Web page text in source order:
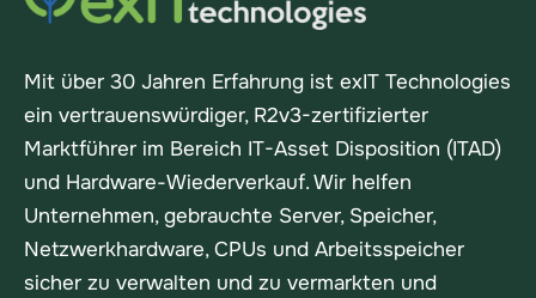
Mit über 30 Jahren Erfahrung ist exIT Technologies
ein vertrauenswürdiger, R2v3-zertifizierter
Marktführer im Bereich IT-Asset Disposition (ITAD)
und Hardware-Wiederverkauf. Wir helfen
Unternehmen, gebrauchte Server, Speicher,
Netzwerkhardware, CPUs und Arbeitsspeicher
sicher zu verwalten und zu vermarkten und